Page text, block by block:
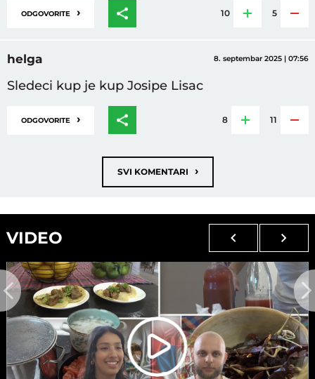
ODGOVORITE › 10 5
helga 8. septembar 2025 | 07:56
Sledeci kup je kup Josipe Lisac
ODGOVORITE › 8 11
SVI KOMENTARI ›
VIDEO